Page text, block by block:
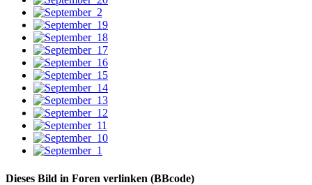
Dieses Bild in Foren verlinken (BBcode)